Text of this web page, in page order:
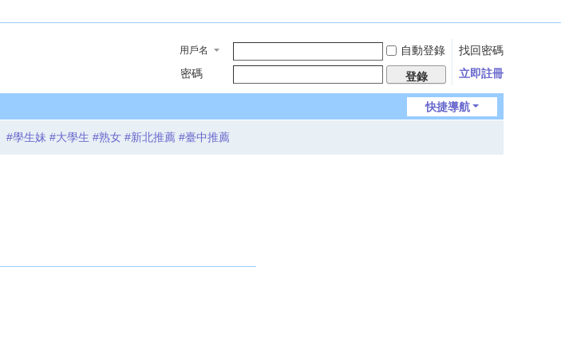
用戶名 自動登錄
找回密碼
密碼
登錄 立即註冊
快捷導航
#學生妹 #大學生 #熟女 #新北推薦 #臺中推薦